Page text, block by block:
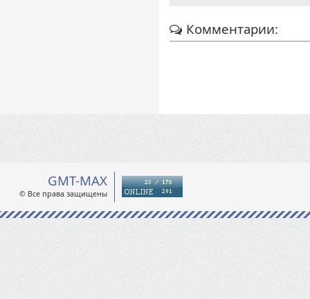
Комментарии:
GMT-MAX
© Все права защищены